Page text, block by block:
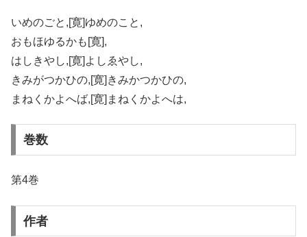
いめのごと,[寛]ゆめのこと,
おもほゆるかも[寛],
はしきやし,[寛]よしゑやし,
きみがつかひの,[寛]きみかつかひの,
まねくかよへば,[寛]まねくかよへは,
巻数
第4巻
作者